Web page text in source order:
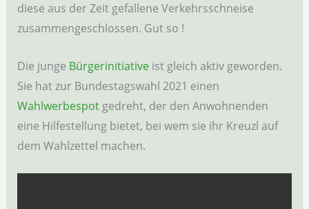
diese aus der Zeit gefallene Verkehrsschneise
zusammengeschlossen. Gut so !
Die junge Bürgerinitiative ist gleich aktiv geworden.
Sie hat zur Bundestagswahl 2021 einen
Wahlwerbespotgedreht, der den Anwohnenden
eine Hilfestellung bietet, bei wem sie ihr Kreuzl auf
dem Wahlzettel machen.